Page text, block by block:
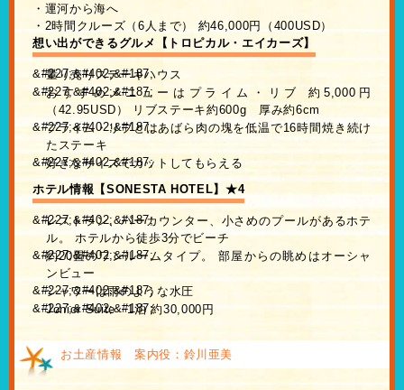
・運河から海へ
・2時間クルーズ（6人まで） 約46,000円（400USD）
想い出ができるグルメ【トロピカル・エイカーズ】
量り売りステーキハウス
おすすめメニューはプライム・リブ 約5,000円
（42.95USD） リブステーキ約600g 厚み約6cm
プライム・リブとはあばら肉の塊を低温で16時間焼き続け
たステーキ
好きなサイズでカットしてもらえる
ホテル情報【SONESTA HOTEL】★4
レストラン、バーカウンター、小さめのプールがあるホテ
ル。 ホテルから徒歩3分でビーチ
約20畳のワンルームタイプ。 部屋からの眺めはオーシャ
ンビュー
シャワーは雨のような水圧
Jonior Suite 1泊 約30,000円
お土産情報 案内役：鈴川亜美